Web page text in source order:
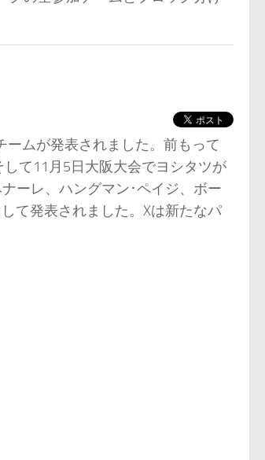
ムが発表されました。前もって
て11月5日大阪大会でヨシタツが
ーレ、ハングマン･ペイジ、ボー
て発表されました。Xは新たなパ